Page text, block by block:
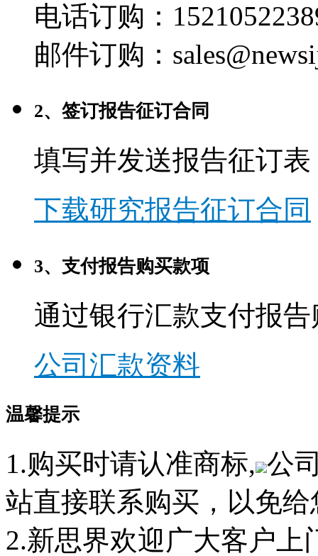
电话订购：
邮件订购：
2、签订报告征订合同
填写并发送报告征订表
下载研究报告征订合同
3、支付报告购买款项
通过银行汇款支付报
公司汇款资料
温馨提示
1.购买时请认准商标, 公
站直接联系购买，以免
2.新思界欢迎广大客户